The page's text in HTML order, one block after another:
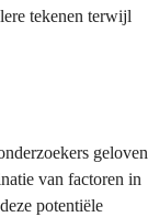
tekenen terwijl
geloven
van factoren in
potentiële